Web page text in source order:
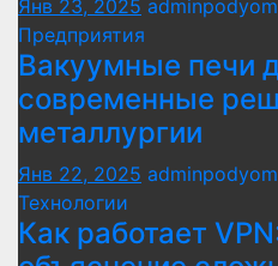
Янв 23, 2025 adminpodyom
Предприятия
Вакуумные печи
современные
металлургии
Янв 22, 2025 adminpodyom
Технологии
Как работает